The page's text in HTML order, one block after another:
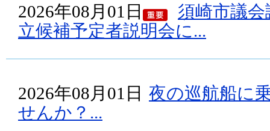
2026年08月01日
須崎市議
立候補予定者説明会に...
2026年08月01日 夜の巡航船に
せんか？...